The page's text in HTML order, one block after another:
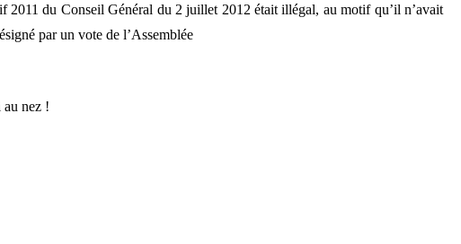
du Conseil Général du 2 juillet 2012 était illégal, au motif qu’il n’avait
par un vote de l’Assemblée
nez !